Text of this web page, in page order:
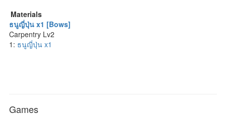
Materials
ธนูญี่ปุ่น x1 [Bows]
Carpentry Lv2
1: ธนูญี่ปุ่น x1
Games